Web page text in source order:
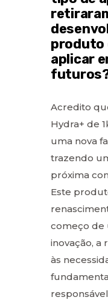
produto
aplicar
Acredito
Hydra+ de
uma nova
trazendo
próxima
Este
começo de
inovação, a
às